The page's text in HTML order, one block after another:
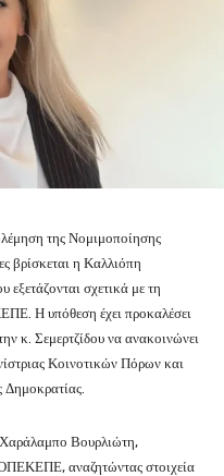
της Νομιμοποίησης
βρίσκεται η Καλλιόπη
σχετικά με τη
Η υπόθεση έχει προκαλέσει
κ. Σεμερτζίδου να ανακοινώνει
Κοινοτικών Πόρων και
Δημοκρατίας.
Χαράλαμπο Βουρλιώτη,
αναζητώντας στοιχεία